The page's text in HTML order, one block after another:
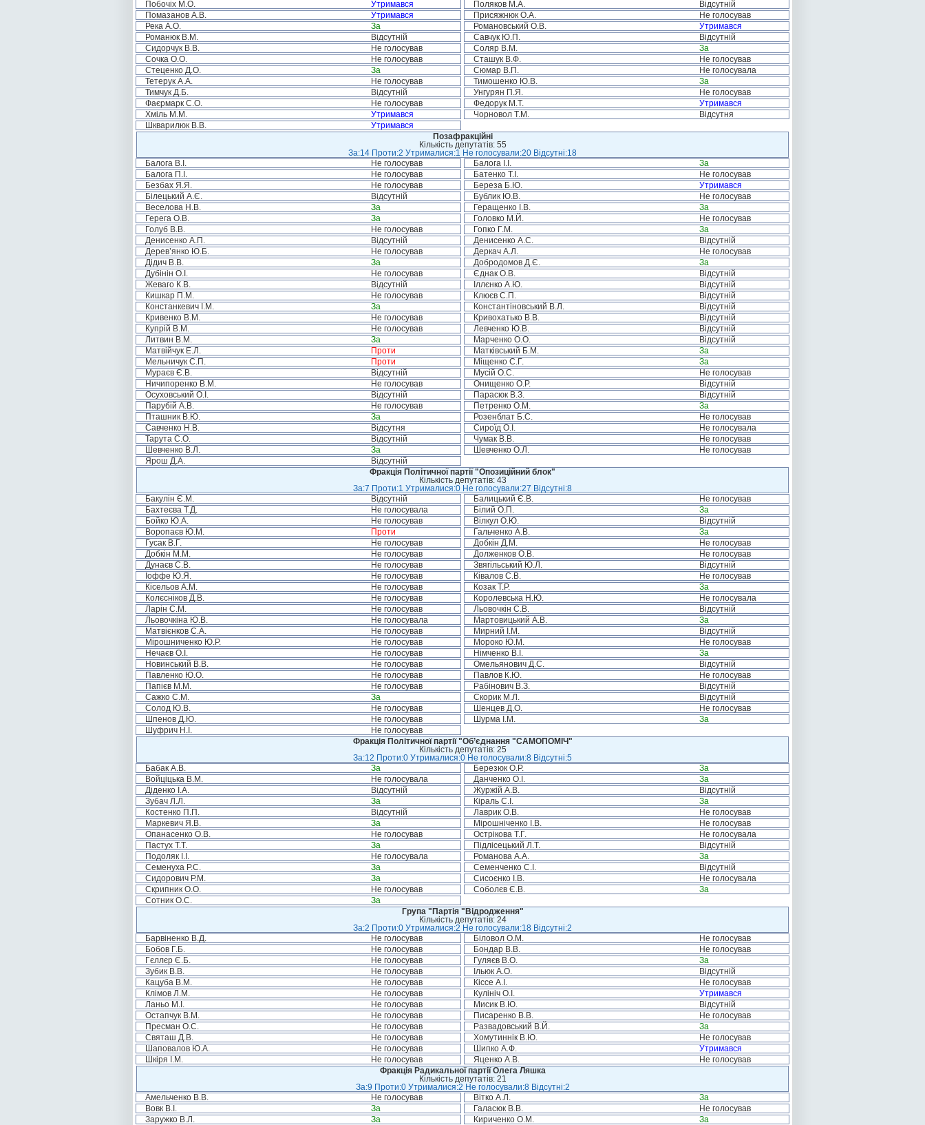
Побочіх М.О.
Утримався Поляков М.А.
Відсутній
Помазанов А.В.
Утримався Присяжнюк О.А.
Не голосував
Река А.О.
За Романовський О.В.
Утримався
Романюк В.М.
Відсутній Савчук Ю.П.
Відсутній
Сидорчук В.В.
Не голосував Соляр В.М.
За
Сочка О.О.
Не голосував Сташук В.Ф.
Не голосував
Стеценко Д.О.
За Сюмар В.П.
Не голосувала
Тетерук А.А.
Не голосував Тимошенко Ю.В.
За
Тимчук Д.Б.
Відсутній Унгурян П.Я.
Не голосував
Фаєрмарк С.О.
Не голосував Федорук М.Т.
Утримався
Хміль М.М.
Утримався Чорновол Т.М.
Відсутня
Шкварилюк В.В.
Утримався
Позафракційні
Кількість депутатів: 55
За:14 Проти:2 Утрималися:1 Не голосували:20 Відсутні:18
Балога В.І.
Не голосував Балога І.І.
За
Балога П.І.
Не голосував Батенко Т.І.
Не голосував
Безбах Я.Я.
Не голосував Береза Б.Ю.
Утримався
Білецький А.Є.
Відсутній Бублик Ю.В.
Не голосував
Веселова Н.В.
За Геращенко І.В.
За
Герега О.В.
За Головко М.Й.
Не голосував
Голуб В.В.
Не голосував Гопко Г.М.
За
Денисенко А.П.
Відсутній Денисенко А.С.
Відсутній
Дерев’янко Ю.Б.
Не голосував Деркач А.Л.
Не голосував
Дідич В.В.
За Добродомов Д.Є.
За
Дубінін О.І.
Не голосував Єднак О.В.
Відсутній
Жеваго К.В.
Відсутній Іллєнко А.Ю.
Відсутній
Кишкар П.М.
Не голосував Клюєв С.П.
Відсутній
Констанкевич І.М.
За Константіновський В.Л.
Відсутній
Кривенко В.М.
Не голосував Кривохатько В.В.
Відсутній
Купрій В.М.
Не голосував Левченко Ю.В.
Відсутній
Литвин В.М.
За Марченко О.О.
Відсутній
Матвійчук Е.Л.
Проти Матківський Б.М.
За
Мельничук С.П.
Проти Міщенко С.Г.
За
Мураєв Є.В.
Відсутній Мусій О.С.
Не голосував
Ничипоренко В.М.
Не голосував Онищенко О.Р.
Відсутній
Осуховський О.І.
Відсутній Парасюк В.З.
Відсутній
Парубій А.В.
Не голосував Петренко О.М.
За
Пташник В.Ю.
За Розенблат Б.С.
Не голосував
Савченко Н.В.
Відсутня Сироїд О.І.
Не голосувала
Тарута С.О.
Відсутній Чумак В.В.
Не голосував
Шевченко В.Л.
За Шевченко О.Л.
Не голосував
Ярош Д.А.
Відсутній
Фракція Політичної партії "Опозиційний блок"
Кількість депутатів: 43
За:7 Проти:1 Утрималися:0 Не голосували:27 Відсутні:8
Бакулін Є.М.
Відсутній Балицький Є.В.
Не голосував
Бахтеєва Т.Д.
Не голосувала Білий О.П.
За
Бойко Ю.А.
Не голосував Вілкул О.Ю.
Відсутній
Воропаєв Ю.М.
Проти Гальченко А.В.
За
Гусак В.Г.
Не голосував Добкін Д.М.
Не голосував
Добкін М.М.
Не голосував Долженков О.В.
Не голосував
Дунаєв С.В.
Не голосував Звягільський Ю.Л.
Відсутній
Іоффе Ю.Я.
Не голосував Ківалов С.В.
Не голосував
Кісельов А.М.
Не голосував Козак Т.Р.
За
Колєсніков Д.В.
Не голосував Королевська Н.Ю.
Не голосувала
Ларін С.М.
Не голосував Льовочкін С.В.
Відсутній
Льовочкіна Ю.В.
Не голосувала Мартовицький А.В.
За
Матвієнков С.А.
Не голосував Мирний І.М.
Відсутній
Мірошниченко Ю.Р.
Не голосував Мороко Ю.М.
Не голосував
Нечаєв О.І.
Не голосував Німченко В.І.
За
Новинський В.В.
Не голосував Омельянович Д.С.
Відсутній
Павленко Ю.О.
Не голосував Павлов К.Ю.
Не голосував
Папієв М.М.
Не голосував Рабінович В.З.
Відсутній
Сажко С.М.
За Скорик М.Л.
Відсутній
Солод Ю.В.
Не голосував Шенцев Д.О.
Не голосував
Шпенов Д.Ю.
Не голосував Шурма І.М.
За
Шуфрич Н.І.
Не голосував
Фракція Політичної партії "Об’єднання "САМОПОМІЧ"
Кількість депутатів: 25
За:12 Проти:0 Утрималися:0 Не голосували:8 Відсутні:5
Бабак А.В.
За Березюк О.Р.
За
Войціцька В.М.
Не голосувала Данченко О.І.
За
Діденко І.А.
Відсутній Журжій А.В.
Відсутній
Зубач Л.Л.
За Кіраль С.І.
За
Костенко П.П.
Відсутній Лаврик О.В.
Не голосував
Маркевич Я.В.
За Мірошніченко І.В.
Не голосував
Опанасенко О.В.
Не голосував Острікова Т.Г.
Не голосувала
Пастух Т.Т.
За Підлісецький Л.Т.
Відсутній
Подоляк І.І.
Не голосувала Романова А.А.
За
Семенуха Р.С.
За Семенченко С.І.
Відсутній
Сидорович Р.М.
За Сисоєнко І.В.
Не голосувала
Скрипник О.О.
Не голосував Соболєв Є.В.
За
Сотник О.С.
За
Група "Партія "Відродження"
Кількість депутатів: 24
За:2 Проти:0 Утрималися:2 Не голосували:18 Відсутні:2
Барвіненко В.Д.
Не голосував Біловол О.М.
Не голосував
Бобов Г.Б.
Не голосував Бондар В.В.
Не голосував
Гєллєр Є.Б.
Не голосував Гуляєв В.О.
За
Зубик В.В.
Не голосував Ільюк А.О.
Відсутній
Кацуба В.М.
Не голосував Кіссе А.І.
Не голосував
Клімов Л.М.
Не голосував Кулініч О.І.
Утримався
Ланьо М.І.
Не голосував Мисик В.Ю.
Відсутній
Остапчук В.М.
Не голосував Писаренко В.В.
Не голосував
Пресман О.С.
Не голосував Развадовський В.Й.
За
Святаш Д.В.
Не голосував Хомутиннік В.Ю.
Не голосував
Шаповалов Ю.А.
Не голосував Шипко А.Ф.
Утримався
Шкіря І.М.
Не голосував Яценко А.В.
Не голосував
Фракція Радикальної партії Олега Ляшка
Кількість депутатів: 21
За:9 Проти:0 Утрималися:2 Не голосували:8 Відсутні:2
Амельченко В.В.
Не голосував Вітко А.Л.
За
Вовк В.І.
За Галасюк В.В.
Не голосував
Заружко В.Л.
За Кириченко О.М. За